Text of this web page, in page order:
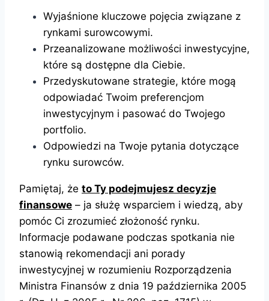
Wyjaśnione kluczowe pojęcia związane z
rynkami surowcowymi.
Przeanalizowane możliwości inwestycyjne,
które są dostępne dla Ciebie.
Przedyskutowane strategie, które mogą
odpowiadać Twoim preferencjom
inwestycyjnym i pasować do Twojego
portfolio.
Odpowiedzi na Twoje pytania dotyczące
rynku surowców.
Pamiętaj, że to Ty podejmujesz decyzje
finansowe – ja służę wsparciem i wiedzą, aby
pomóc Ci zrozumieć złożoność rynku.
Informacje podawane podczas spotkania nie
stanowią rekomendacji ani porady
inwestycyjnej w rozumieniu Rozporządzenia
Ministra Finansów z dnia 19 października 2005